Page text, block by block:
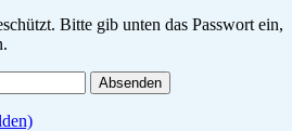
Bitte gib unten das Passwort ein,